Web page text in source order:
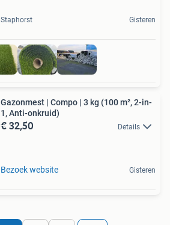
Staphorst Gisteren
Gazonmest | Compo | 3 kg (100 m², 2-in-
1, Anti-onkruid)
€ 32,50 Details
Bezoek website Gisteren